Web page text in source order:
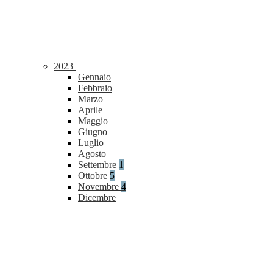
2023
Gennaio
Febbraio
Marzo
Aprile
Maggio
Giugno
Luglio
Agosto
Settembre 1
Ottobre 5
Novembre 4
Dicembre